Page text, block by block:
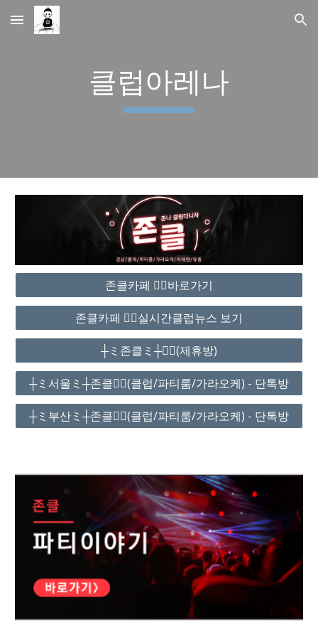
Skip to main content Skip to navigation
클럽아레나
존클카페 ❤️‍🔥바로가기
존클카페 ❤️‍🔥실시간클럽뉴스 보기
┼ミ존클ミ┼❤️‍🔥(제휴방)
┼ミ서울ミ┼존클❤️‍🔥(클럽/파티룸/가라오케) - 단톡방
┼ミ부산ミ┼존클❤️‍🔥(클럽/파티룸/가라오케) - 단톡방